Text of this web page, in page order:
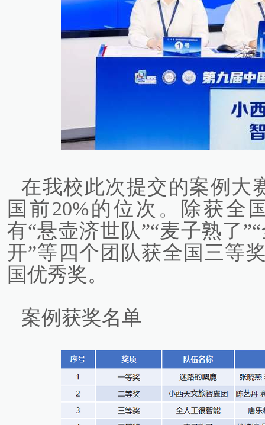
在我校此次提交的案例大
国前20%的位次。除获全
有“悬壶济世队”“麦子熟了
开”等四个团队获全国三等
国优秀奖。
案例获奖名单